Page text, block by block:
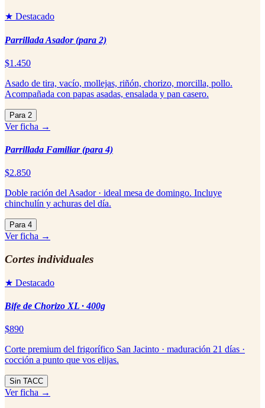
★ Destacado
Parrillada Asador (para 2)
$1.450
Asado de tira, vacío, mollejas, riñón, chorizo, morcilla, pollo.
Acompañada con papas asadas, ensalada y pan casero.
Para 2
Ver ficha →
Parrillada Familiar (para 4)
$2.850
Doble ración del Asador · ideal mesa de domingo. Incluye
chinchulín y achuras del día.
Para 4
Ver ficha →
Cortes individuales
★ Destacado
Bife de Chorizo XL · 400g
$890
Corte premium del frigorífico San Jacinto · maduración 21 días ·
cocción a punto que vos elijas.
Sin TACC
Ver ficha →